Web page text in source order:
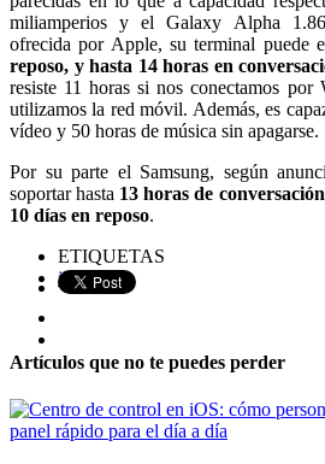
miliamperios y el Galaxy Alpha
ofrecida por Apple, su terminal puede
reposo, y hasta 14 horas en
resiste 11 horas si nos conectamos
utilizamos la red móvil. Además, es
vídeo y 50 horas de música sin apagarse.
Por su parte el Samsung, según
soportar hasta 13 horas de
10 días en reposo.
ETIQUETAS
iPhone 6
Artículos que no te puedes perder